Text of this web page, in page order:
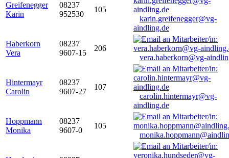
Greifenegger
Karin
08237
952530
105
karin.greifenegger@vg-
aindling.de
Haberkorn
Vera
08237
9607-15
206
vera.haberkorn@vg-
Hintermayr
Carolin
08237
9607-27
107
carolin.hintermayr@vg-
aindling.de
Hoppmann
Monika
08237
9607-0
105